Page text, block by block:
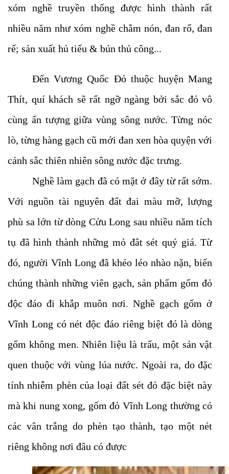
xóm nghề truyền thống được hình thành rất
nhiều năm như xóm nghề chằm nón, đan rổ, đan
rế; sản xuất hủ tiếu & bún thủ công...
Đến Vương Quốc Đỏ thuộc huyện Mang
Thít, quí khách sẽ rất ngỡ ngàng bởi sắc đỏ vô
cùng ấn tượng giữa vùng sông nước. Từng nóc
lò, từng hàng gạch cũ mới đan xen hòa quyện với
cảnh sắc thiên nhiên sông nước đặc trưng.
Nghề làm gạch đã có mặt ở đây từ rất sớm.
Với nguồn tài nguyên đất đai màu mỡ, lượng
phù sa lớn từ dòng Cửu Long sau nhiều năm tích
tụ đã hình thành những mỏ đât sét quý giá. Từ
đó, người Vĩnh Long đã khéo léo nhào nặn, biến
chúng thành những viên gạch, sản phẩm gốm đỏ
độc đáo đi khắp muôn nơi.Nghề gạch gốm ở
Vĩnh Long có nét độc đáo riêng biệt đó là dòng
gốm không men. Nhiên liệu là trấu, một sản vật
quen thuộc với vùng lúa nước. Ngoài ra, do đặc
tính nhiễm phèn của loại đất sét đỏ đặc biệt này
mà khi nung xong, gốm đỏ Vĩnh Long thường có
các vân trắng do phèn tạo thành, tạo một nét
riêng không nơi đâu có được